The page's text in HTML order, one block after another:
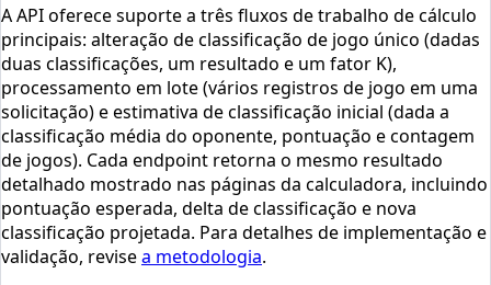
A API oferece suporte a três fluxos de trabalho de cálculo
principais: alteração de classificação de jogo único (dadas
duas classificações, um resultado e um fator K),
processamento em lote (vários registros de jogo em uma
solicitação) e estimativa de classificação inicial (dada a
classificação média do oponente, pontuação e contagem
de jogos). Cada endpoint retorna o mesmo resultado
detalhado mostrado nas páginas da calculadora, incluindo
pontuação esperada, delta de classificação e nova
classificação projetada. Para detalhes de implementação e
validação, revisea metodologia.